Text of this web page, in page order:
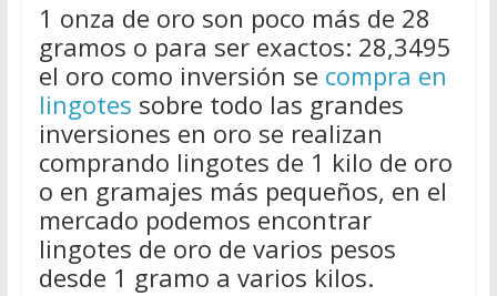
1 onza de oro son poco más de 28
gramos o para ser exactos: 28,3495
el oro como inversión se compra en
lingotes sobre todo las grandes
inversiones en oro se realizan
comprando lingotes de 1 kilo de oro
o en gramajes más pequeños, en el
mercado podemos encontrar
lingotes de oro de varios pesos
desde 1 gramo a varios kilos.